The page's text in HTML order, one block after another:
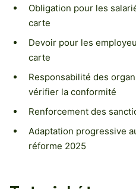
Obligation pour les
carte
Devoir pour les
carte
Responsabilité des
vérifier la conformité
Renforcement des
Adaptation progressive
réforme 2025